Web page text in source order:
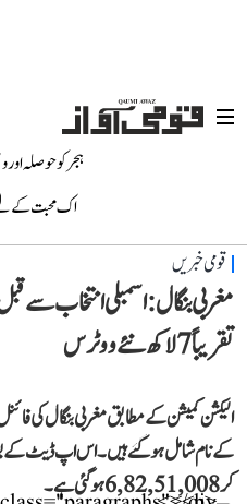
ہجر کو حوصلہ
اک محبت کے
قومی خبریں
مغربی بنگال: اسمبلی انتخاب سے
تقریباً 7 لاکھ نئے ووٹرس
کے نام شامل ہو گئے ہیں۔ اس اپ ڈیٹ کے
کر 6,82,51,008 ہو گئی ہے۔